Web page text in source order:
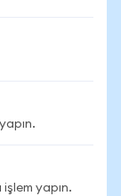
yapın.